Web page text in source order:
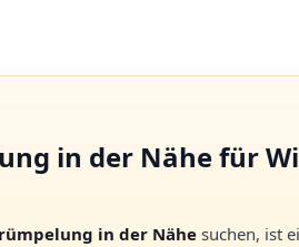
in der Nähe für
in der Nähe suchen, ist